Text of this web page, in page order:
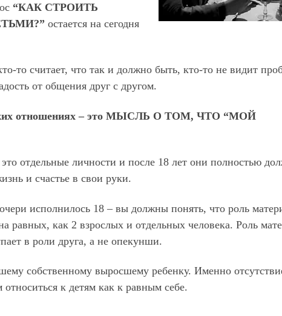
“КАК СТРОИТЬ
остается на сегодня
то считает, что так и должно быть, кто-то не видит
от общения друг с другом.
отношениях – это МЫСЛЬ О ТОМ, ЧТО “МОЙ
отдельные личности и после 18 лет они полностью
и счастье в свои руки.
исполнилось 18 – вы должны понять, что роль
равных, как 2 взрослых и отдельных человека. Роль
в роли друга, а не опекунши.
собственному выросшему ребенку. Именно
к детям как к равным себе.